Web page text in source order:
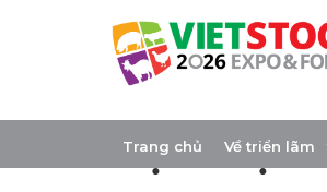
Trang chủ Về triển lãm
One
dịch